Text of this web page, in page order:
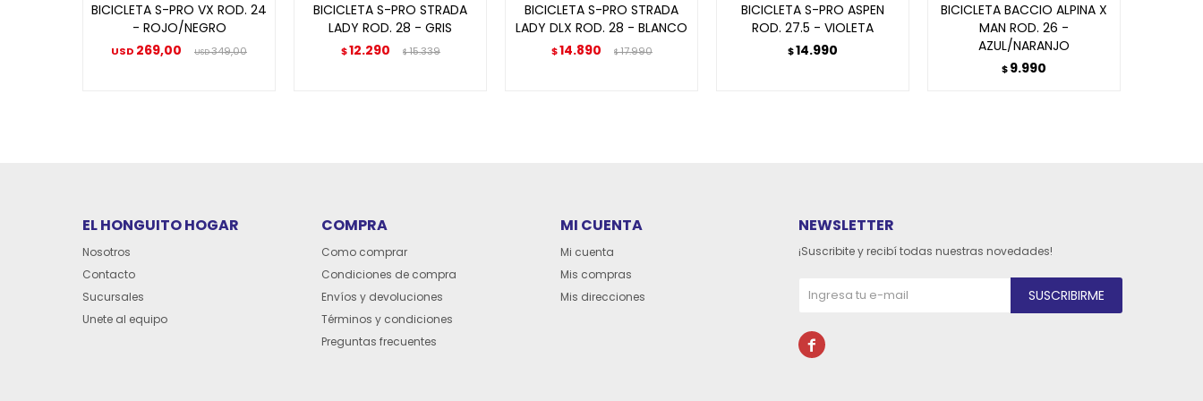
BICICLETA S-PRO VX ROD. 24
- ROJO/NEGRO
USD 269,00 USD349,00
BICICLETA S-PRO STRADA
LADY ROD. 28 - GRIS
$12.290 $15.339
BICICLETA S-PRO STRADA
LADY DLX ROD. 28 - BLANCO
$14.890 $17.990
BICICLETA S-PRO ASPEN
ROD. 27.5 - VIOLETA
$14.990
BICICLETA BACCIO ALPINA X
MAN ROD. 26 -
AZUL/NARANJO
$9.990
EL HONGUITO HOGAR
Nosotros
Contacto
Sucursales
Unete al equipo
COMPRA
Como comprar
Condiciones de compra
Envíos y devoluciones
Términos y condiciones
Preguntas frecuentes
MI CUENTA
Mi cuenta
Mis compras
Mis direcciones
NEWSLETTER
¡Suscribite y recibí todas nuestras novedades!
SUSCRIBIRME
